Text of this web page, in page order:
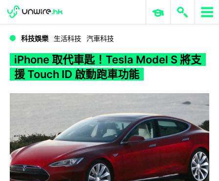
WWDC 2026 ERP 與商業 AI
科技娛樂 生活科技 汽車科技
iPhone 取代車匙！Tesla Model S 將支
援 Touch ID 啟動跑車功能